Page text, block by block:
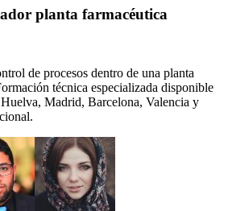
planta farmacéutica
de procesos dentro de una planta
técnica especializada disponible
Madrid, Barcelona, Valencia y